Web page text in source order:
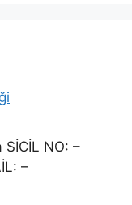
SİCİL NO: –
–